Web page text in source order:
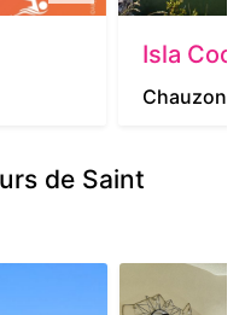
Isla
Chauzon
de Saint